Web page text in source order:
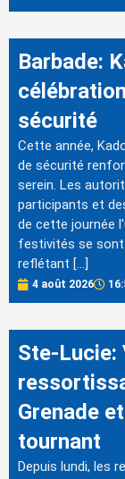
Barbade:
sécurité
Cette année,
de sécurité
serein. Les
participants et
de cette journée
festivités se sont
reflétant […]
4 août 2026
Ste-Lucie:
Grenade
tournant
Depuis lundi, les